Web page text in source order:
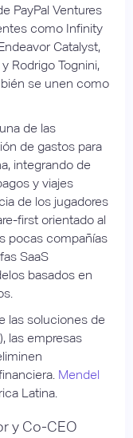
PayPal Ventures
como Infinity
Catalyst,
Rodrigo Tognini,
se unen como
de las
de gastos para
integrando de
y viajes
de los jugadores
first orientado al
pocas compañías
SaaS
basados en
las soluciones de
las empresas
Mendel
Latina.
y Co-CEO